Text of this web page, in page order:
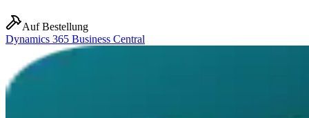
Auf Bestellung
Dynamics 365 Business Central